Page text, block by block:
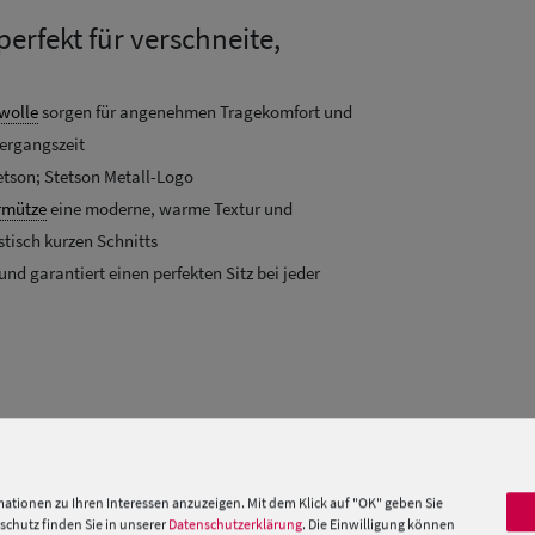
für verschneite,
sorgen für angenehmen Tragekomfort und
Stetson Metall-Logo
eine moderne, warme Textur und
kurzen Schnitts
garantiert einen perfekten Sitz bei jeder
»
zu Ihren Interessen anzuzeigen. Mit dem Klick auf "OK" geben Sie
finden Sie in unserer Datenschutzerklärung. Die Einwilligung können